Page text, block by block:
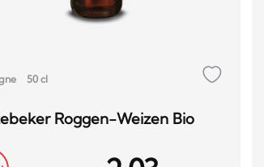
50 cl
Roggen-Weizen Bio